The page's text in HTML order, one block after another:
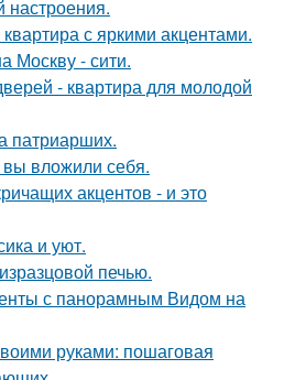
настроения.
с яркими акцентами.
Москву - сити.
- квартира для молодой
патриарших.
вы вложили себя.
акцентов - и это
и уют.
печью.
с панорамным Видом на
руками: пошаговая